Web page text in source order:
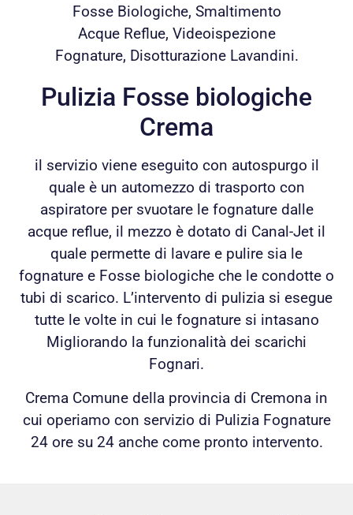
Fosse Biologiche, Smaltimento
Acque Reflue, Videoispezione
Fognature, Disotturazione Lavandini.
Pulizia Fosse biologiche
Crema
il servizio viene eseguito con autospurgo il
quale è un automezzo di trasporto con
aspiratore per svuotare le fognature dalle
acque reflue, il mezzo è dotato di Canal-Jet il
quale permette di lavare e pulire sia le
fognature e Fosse biologiche che le condotte o
tubi di scarico. L’intervento di pulizia si esegue
tutte le volte in cui le fognature si intasano
Migliorando la funzionalità dei scarichi
Fognari.
Crema Comune della provincia di Cremona in
cui operiamo con servizio di Pulizia Fognature
24 ore su 24 anche come pronto intervento.